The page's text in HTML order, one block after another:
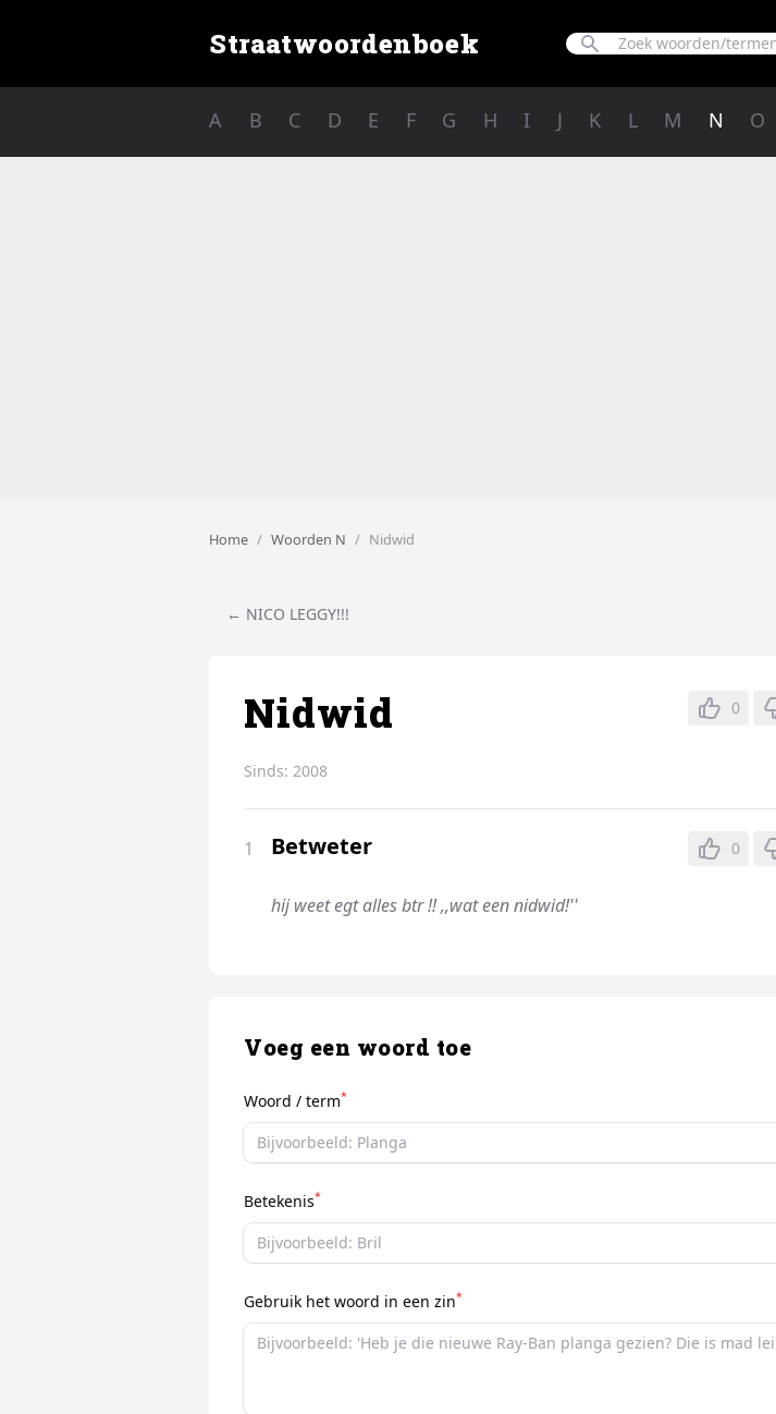
Straatwoordenboek
A B C D E F G H I J K L M N O
Home Woorden N Nidwid
← NICO LEGGY!!!
Nidwid 0
Sinds: 2008
1 Betweter 0
hij weet egt alles btr !! ,,wat een nidwid!''
Voeg een woord toe
Woord / term*
Betekenis*
Gebruik het woord in een zin*